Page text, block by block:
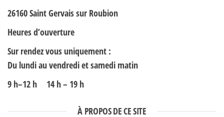
26160 Saint Gervais sur Roubion
Heures d’ouverture
Sur rendez vous uniquement :
Du lundi au vendredi et samedi matin
9 h–12 h 14 h – 19 h
À PROPOS DE CE SITE